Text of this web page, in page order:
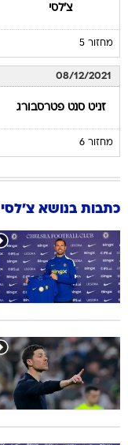
צ'לסי
מחזור 5
08/12/2021
זניט סנט פטרסבורג
מחזור 6
כתבות בנושא צ'לסי